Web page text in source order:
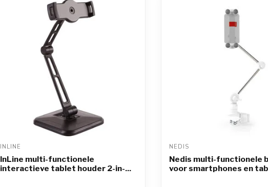
INLINE
InLine multi-functionele
interactieve tablet houder 2-in-...
NEDIS
Nedis multi-functionele
voor smartphones en